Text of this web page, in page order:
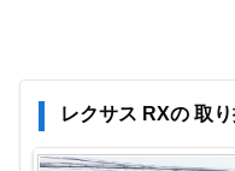
レクサス RXの 取